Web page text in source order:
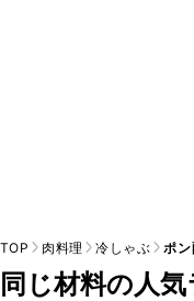
TOP 肉料理 冷しゃぶ ポ
同じ材料の人